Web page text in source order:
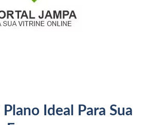
Plano Ideal Para Sua